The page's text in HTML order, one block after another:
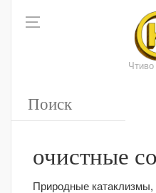
Чтиво
очистные
Природные катаклизмы,